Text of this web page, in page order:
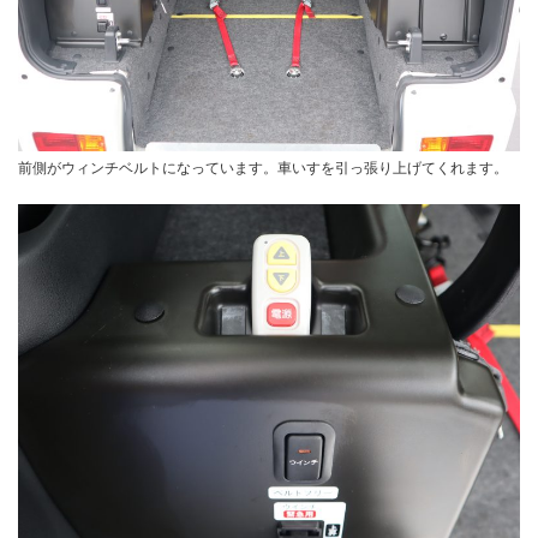
前側がウィンチベルトになっています。車いすを引っ張り上げてくれます。